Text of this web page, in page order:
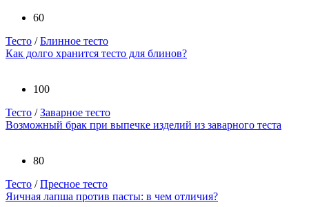
60
Тесто /Блинное тесто
Как долго хранится тесто для блинов?
100
Тесто /Заварное тесто
Возможный брак при выпечке изделий из заварного теста
80
Тесто /Пресное тесто
Яичная лапша против пасты: в чем отличия?